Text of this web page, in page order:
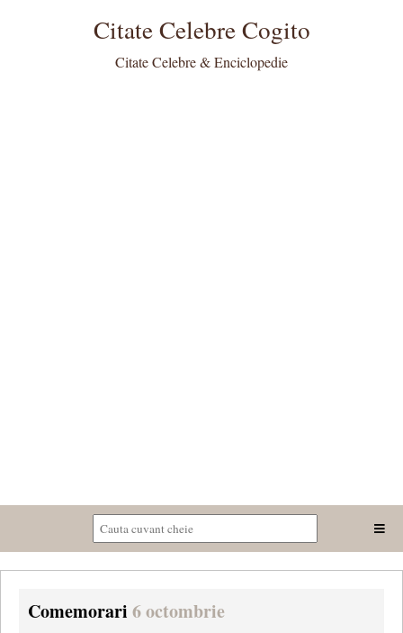
Citate Celebre Cogito
Citate Celebre & Enciclopedie
Comemorari 6 octombrie